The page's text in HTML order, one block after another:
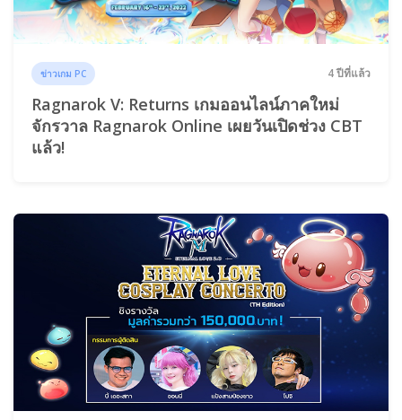
ข่าวเกม PC 4 ปีที่แล้ว
Ragnarok V: Returns เกมออนไลน์ภาคใหม่
จักรวาล Ragnarok Online เผยวันเปิดช่วง CBT
แล้ว!